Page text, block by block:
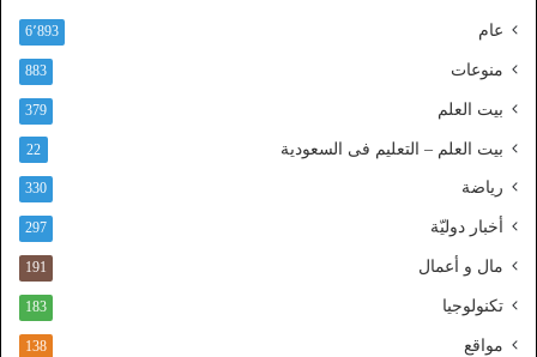
ف
ا
ا
ل
ط
ا
م
و
عام 6٬893
منوعات 883
بيت العلم 379
بيت العلم – التعليم فى السعودية 22
رياضة 330
أخبار دوليّة 297
مال و أعمال 191
تكنولوجيا 183
مواقع 138